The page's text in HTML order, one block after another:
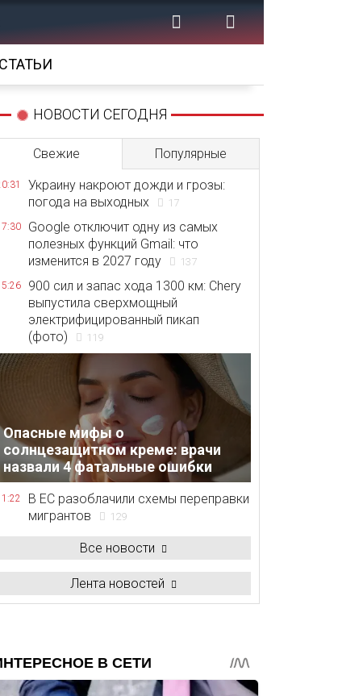
СТАТЬИ
НОВОСТИ СЕГОДНЯ
Свежие Популярные
Украину накроют дожди и грозы:
погода на выходных
17
Google отключит одну из самых
полезных функций Gmail: что
изменится в 2027 году
137
900 сил и запас хода 1300 км: Chery
выпустила сверхмощный
электрифицированный пикап
(фото)
119
Опасные мифы о
солнцезащитном креме: врачи
назвали 4 фатальные ошибки
В ЕС разоблачили схемы переправки
мигрантов
129
Все новости
Лента новостей